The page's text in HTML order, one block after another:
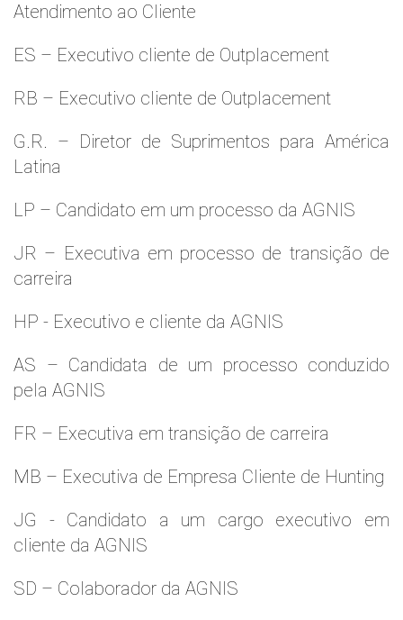
Atendimento ao Cliente
ES – Executivo cliente de Outplacement
RB – Executivo cliente de Outplacement
G.R. – Diretor de Suprimentos para América
Latina
LP – Candidato em um processo da AGNIS
JR – Executiva em processo de transição de
carreira
HP - Executivo e cliente da AGNIS
AS – Candidata de um processo conduzido
pela AGNIS
FR – Executiva em transição de carreira
MB – Executiva de Empresa Cliente de Hunting
JG - Candidato a um cargo executivo em
cliente da AGNIS
SD – Colaborador da AGNIS